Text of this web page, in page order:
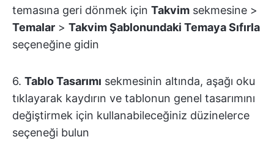
temasına geri dönmek için Takvim sekmesine >
Temalar > Takvim Şablonundaki Temaya Sıfırla
seçeneğine gidin
6. Tablo Tasarımı sekmesinin altında, aşağı oku
tıklayarak kaydırın ve tablonun genel tasarımını
değiştirmek için kullanabileceğiniz düzinelerce
seçeneği bulun